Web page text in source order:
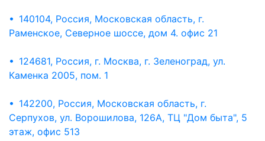
• 140104, Россия, Московская область, г.
Раменское, Северное шоссе, дом 4. офис 21
• 124681, Россия, г. Москва, г. Зеленоград, ул.
Каменка 2005, пом. 1
• 142200, Россия, Московская область, г.
Серпухов, ул. Ворошилова, 126А, ТЦ "Дом быта", 5
этаж, офис 513